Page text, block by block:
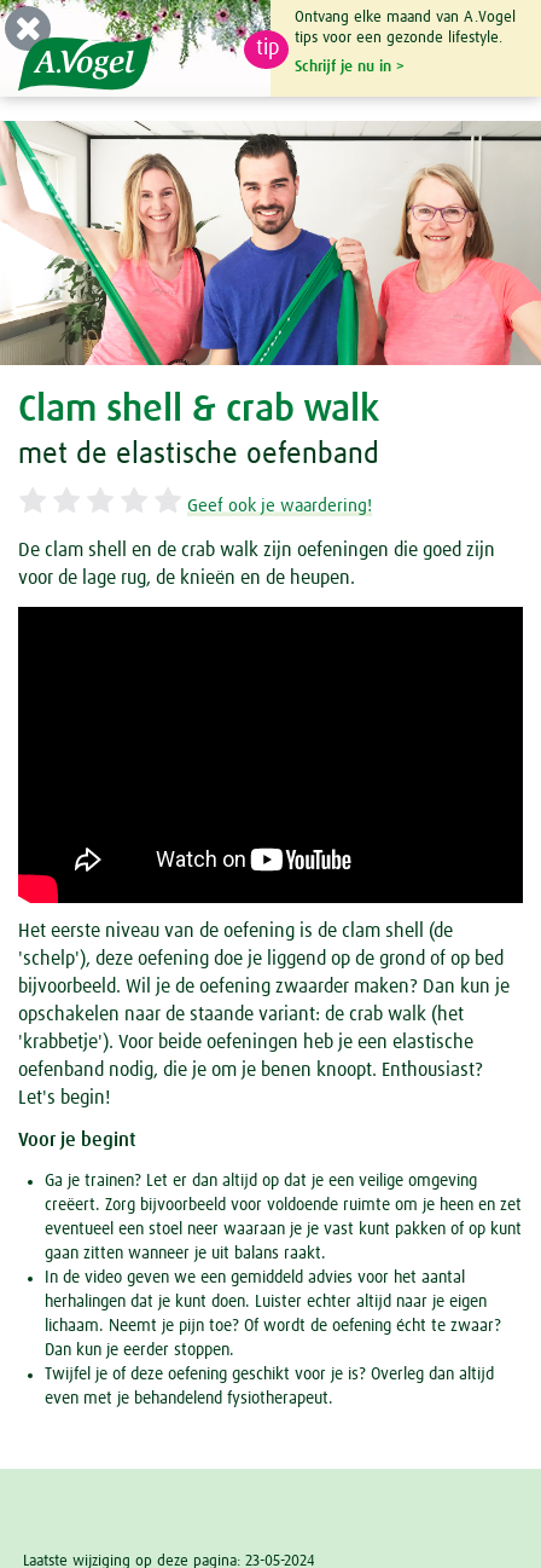
Clam shell & crab walk
met de elastische oefenband
Geef ook je waardering!
De clam shell en de crab walk zijn oefeningen die goed zijn
voor de lage rug, de knieën en de heupen.
Het eerste niveau van de oefening is de clam shell (de
'schelp'), deze oefening doe je liggend op de grond of op bed
bijvoorbeeld. Wil je de oefening zwaarder maken? Dan kun je
opschakelen naar de staande variant: de crab walk (het
'krabbetje'). Voor beide oefeningen heb je een elastische
oefenband nodig, die je om je benen knoopt. Enthousiast?
Let's begin!
Voor je begint
Ga je trainen? Let er dan altijd op dat je een veilige omgeving
creëert. Zorg bijvoorbeeld voor voldoende ruimte om je heen en zet
eventueel een stoel neer waaraan je je vast kunt pakken of op kunt
gaan zitten wanneer je uit balans raakt.
In de video geven we een gemiddeld advies voor het aantal
herhalingen dat je kunt doen. Luister echter altijd naar je eigen
lichaam. Neemt je pijn toe? Of wordt de oefening écht te zwaar?
Dan kun je eerder stoppen.
Twijfel je of deze oefening geschikt voor je is? Overleg dan altijd
even met je behandelend fysiotherapeut.
Laatste wijziging op deze pagina: 23-05-2024
tip
Ontvang elke maand van A.Vogel
tips voor een gezonde lifestyle.
Schrijf je nu in >